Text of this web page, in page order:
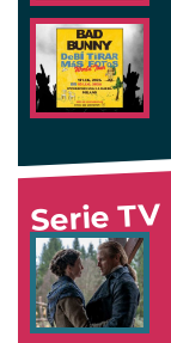
Serie TV